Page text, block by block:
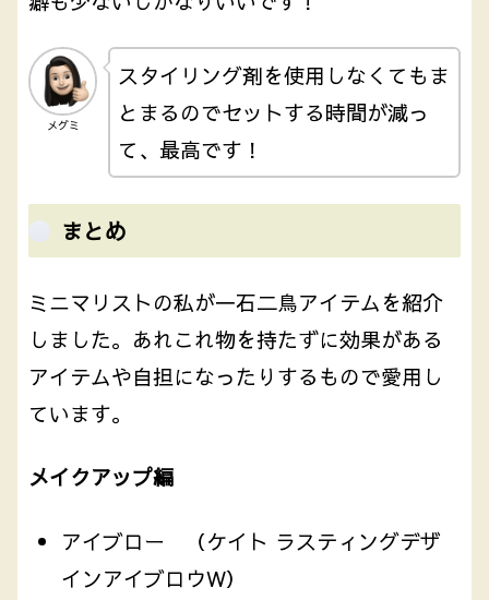
メグミ
スタイリング剤を使用しなくてもま
とまるのでセットする時間が減っ
て、最高です！
まとめ
ミニマリストの私が一石二鳥アイテムを紹介
しました。あれこれ物を持たずに効果がある
アイテムや自担になったりするもので愛用し
ています。
メイクアップ編
アイブロー （ケイト ラスティングデザ
インアイブロウW）